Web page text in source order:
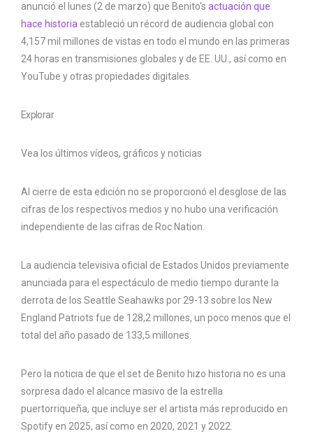
anunció el lunes (2 de marzo) que Benito's actuación que
hace historia estableció un récord de audiencia global con
4,157 mil millones de vistas en todo el mundo en las primeras
24 horas en transmisiones globales y de EE. UU., así como en
YouTube y otras propiedades digitales.
Explorar
Vea los últimos vídeos, gráficos y noticias
Al cierre de esta edición no se proporcionó el desglose de las
cifras de los respectivos medios y no hubo una verificación
independiente de las cifras de Roc Nation.
La audiencia televisiva oficial de Estados Unidos previamente
anunciada para el espectáculo de medio tiempo durante la
derrota de los Seattle Seahawks por 29-13 sobre los New
England Patriots fue de 128,2 millones, un poco menos que el
total del año pasado de 133,5 millones.
Pero la noticia de que el set de Benito hizo historia no es una
sorpresa dado el alcance masivo de la estrella
puertorriqueña, que incluye ser el artista más reproducido en
Spotify en 2025, así como en 2020, 2021 y 2022.